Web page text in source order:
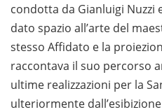
condotta da Gianluigi Nuzzi
dato spazio all’arte del
stesso Affidato e la
raccontava il suo percorso
ultime realizzazioni per la
ulteriormente